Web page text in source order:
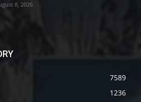
8, 2026
7589
1236